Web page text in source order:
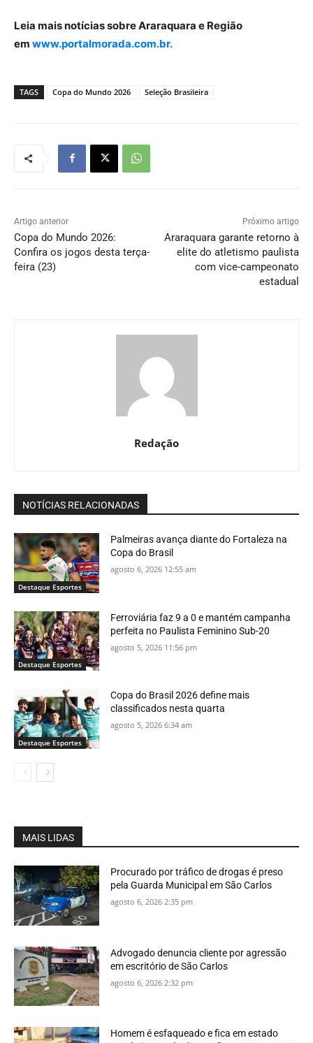
Leia mais notícias sobre Araraquara e Região
em www.portalmorada.com.br.
TAGS Copa do Mundo 2026 Seleção Brasileira
Artigo anterior
Copa do Mundo 2026:
Confira os jogos desta terça-
feira (23)
Próximo artigo
Araraquara garante retorno à
elite do atletismo paulista
com vice-campeonato
estadual
Redação
NOTÍCIAS RELACIONADAS
Destaque Esportes
Palmeiras avança diante do Fortaleza na
Copa do Brasil
agosto 6, 2026 12:55 am
Destaque Esportes
Ferroviária faz 9 a 0 e mantém campanha
perfeita no Paulista Feminino Sub-20
agosto 5, 2026 11:56 pm
Destaque Esportes
Copa do Brasil 2026 define mais
classificados nesta quarta
agosto 5, 2026 6:34 am
MAIS LIDAS
Procurado por tráfico de drogas é preso
pela Guarda Municipal em São Carlos
agosto 6, 2026 2:35 pm
Advogado denuncia cliente por agressão
em escritório de São Carlos
agosto 6, 2026 2:32 pm
Homem é esfaqueado e fica em estado